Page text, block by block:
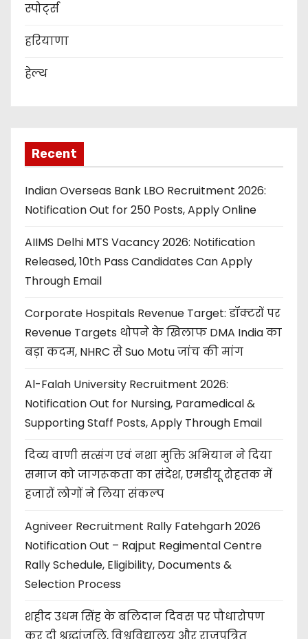
स्पोर्ट्स
हरियाणा
हेल्थ
Recent
Indian Overseas Bank LBO Recruitment 2026:
Notification Out for 250 Posts, Apply Online
AIIMS Delhi MTS Vacancy 2026: Notification
Released, 10th Pass Candidates Can Apply
Through Email
Corporate Hospitals Revenue Target: डॉक्टरों पर
Revenue Targets थोपने के खिलाफ DMA India का
बड़ा कदम, NHRC से Suo Motu जांच की मांग
Al-Falah University Recruitment 2026:
Notification Out for Nursing, Paramedical &
Supporting Staff Posts, Apply Through Email
दिव्य वाणी सत्संग एवं नशा मुक्ति अभियान ने दिया
समाज को जागरूकता का संदेश, एमडीयू रोहतक में
हजारों लोगों ने लिया संकल्प
Agniveer Recruitment Rally Fatehgarh 2026
Notification Out – Rajput Regimental Centre
Rally Schedule, Eligibility, Documents &
Selection Process
शहीद उधम सिंह के बलिदान दिवस पर पौधारोपण